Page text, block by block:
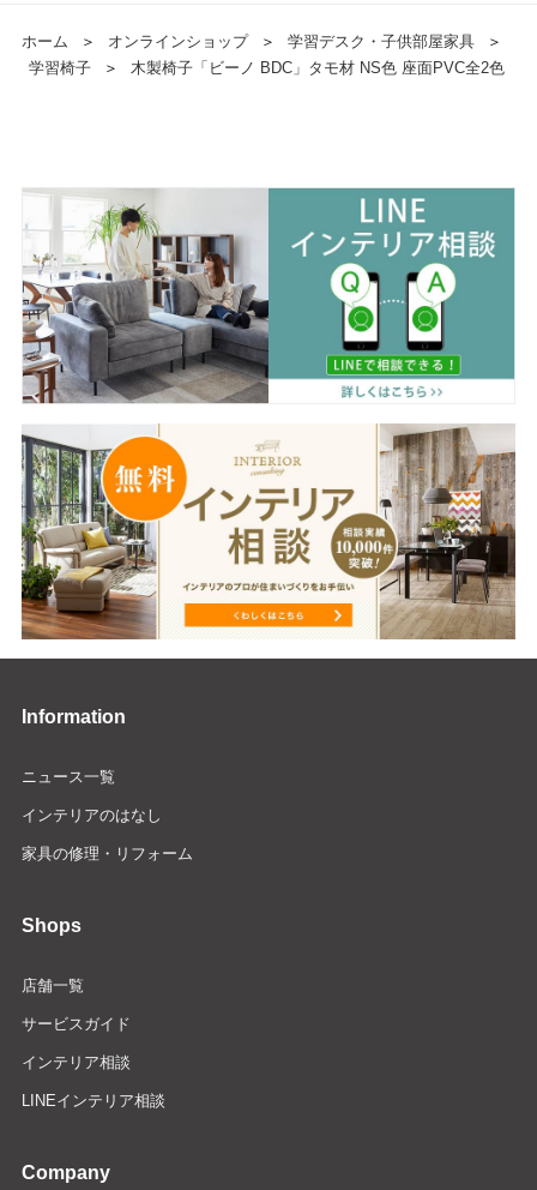
ホーム ＞ オンラインショップ ＞ 学習デスク・子供部屋家具
＞
学習椅子
＞ 木製椅子「ビーノ BDC」タモ材 NS色 座面PVC全2色
Information
ニュース一覧
インテリアのはなし
家具の修理・リフォーム
Shops
店舗一覧
サービスガイド
インテリア相談
LINEインテリア相談
Company